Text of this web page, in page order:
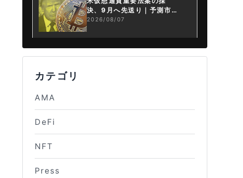
決、9月へ先送り｜予測市場
の成立確率は14%に
2026/08/07
カテゴリ
AMA
DeFi
NFT
Press